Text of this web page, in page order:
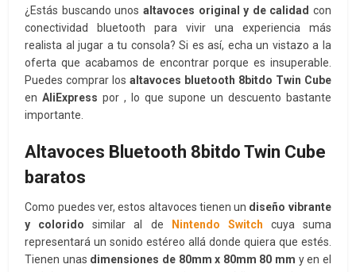
¿Estás buscando unos altavoces original y de calidad con
conectividad bluetooth para vivir una experiencia más
realista al jugar a tu consola? Si es así, echa un vistazo a la
oferta que acabamos de encontrar porque es insuperable.
Puedes comprar losaltavoces bluetooth 8bitdo Twin Cube
enAliExpress por , lo que supone un descuento bastante
importante.
Altavoces Bluetooth 8bitdo Twin Cube
baratos
Como puedes ver, estos altavoces tienen un diseño vibrante
y colorido similar al de Nintendo Switch cuya suma
representará un sonido estéreo allá donde quiera que estés.
Tienen unas dimensiones de 80mm x 80mm 80 mm y en el